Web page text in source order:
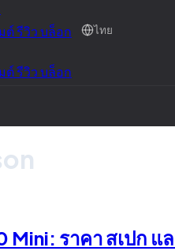
ต์รีวิวบล็อก ไทย
ต์รีวิวบล็อก
Mini: ราคา สเปก